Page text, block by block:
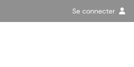
Se connecter